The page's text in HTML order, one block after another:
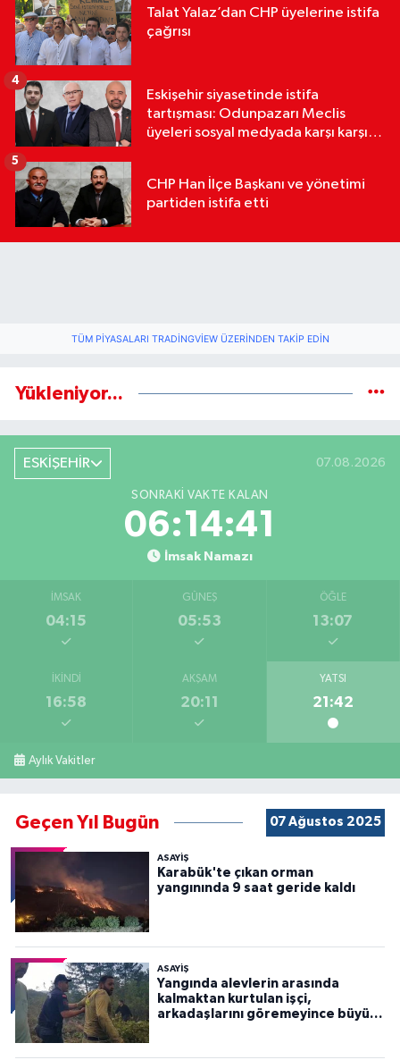
Talat Yalaz’dan CHP üyelerine istifa
çağrısı
Eskişehir siyasetinde istifa
tartışması: Odunpazarı Meclis
üyeleri sosyal medyada karşı karşıya
4
CHP Han İlçe Başkanı ve yönetimi
partiden istifa etti
5
TÜM PIYASALARI TRADINGVIEW ÜZERINDEN TAKIP EDIN
Yükleniyor...
ESKİŞEHİR 07.08.2026
SONRAKI VAKTE KALAN
06:14:40
İmsak Namazı
İMSAK
04:15
GÜNEŞ
05:53
ÖĞLE
13:07
İKINDI
16:58
AKŞAM
20:11
YATSI
21:42
Aylık Vakitler
Geçen Yıl Bugün 07 Ağustos 2025
ASAYİŞ
Karabük'te çıkan orman
yangınında 9 saat geride kaldı
ASAYİŞ
Yangında alevlerin arasında
kalmaktan kurtulan işçi,
arkadaşlarını göremeyince büyük